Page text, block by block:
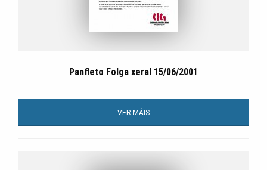
Panfleto Folga xeral 15/06/2001
VER MÁIS